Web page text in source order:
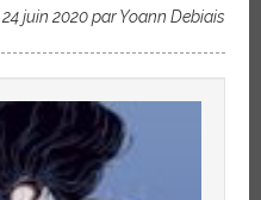
juin 2020 par Yoann Debiais